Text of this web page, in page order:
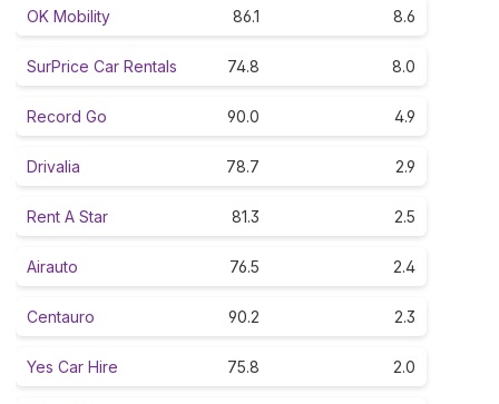
OK Mobility 86.1 8.6
SurPrice Car Rentals 74.8 8.0
Record Go 90.0 4.9
Drivalia 78.7 2.9
Rent A Star 81.3 2.5
Airauto 76.5 2.4
Centauro 90.2 2.3
Yes Car Hire 75.8 2.0